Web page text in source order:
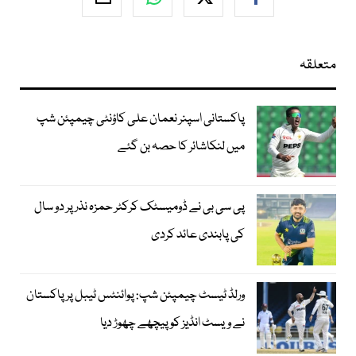
متعلقہ
پاکستانی اسپنر نعمان علی کاؤنٹی چیمپئن شپ
میں لنکاشائر کا حصہ بن گئے
پی سی بی نے ڈومیسٹک کرکٹر حمزہ نذر پر دو سال
کی پابندی عائد کردی
ورلڈ ٹیسٹ چیمپئن شپ: پوائنٹس ٹیبل پر پاکستان
نے ویسٹ انڈیز کو پیچھے چھوڑ دیا